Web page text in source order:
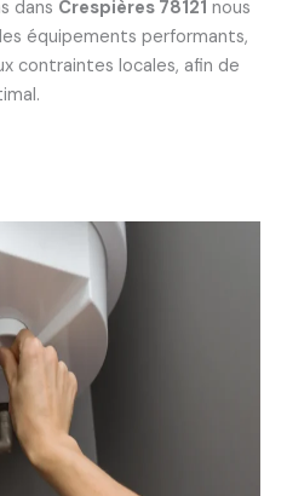
dans Crespières 78121 nous
équipements performants,
contraintes locales, afin de